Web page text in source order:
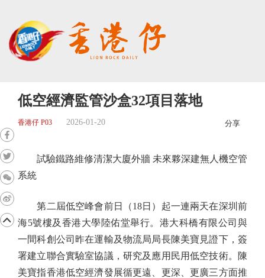
低空經濟監管沙盒32項目落地
香港仔 P03 2026-01-20 分享
試驗鐵路維修清潔大廈外牆 未來夥深建無人機空管
系統
第二屆低空峰會前日（18日）起一連兩天在深圳前
海5號樓及香港大學陸佑堂舉行。港大科橋有限公司與
一間科創公司昨在運輸及物流局局長陳美寶見證下，簽
署建立聯合實驗室協議，研究及應用民用低空技術。陳
美寶指香港低空經濟發展循更遠、更深、更廣三方面推